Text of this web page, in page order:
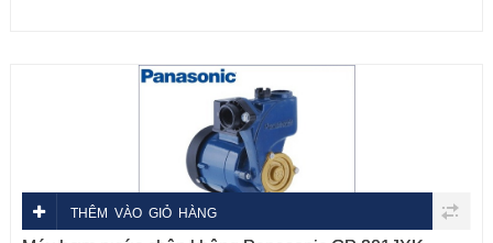
THÊM VÀO GIỎ HÀNG